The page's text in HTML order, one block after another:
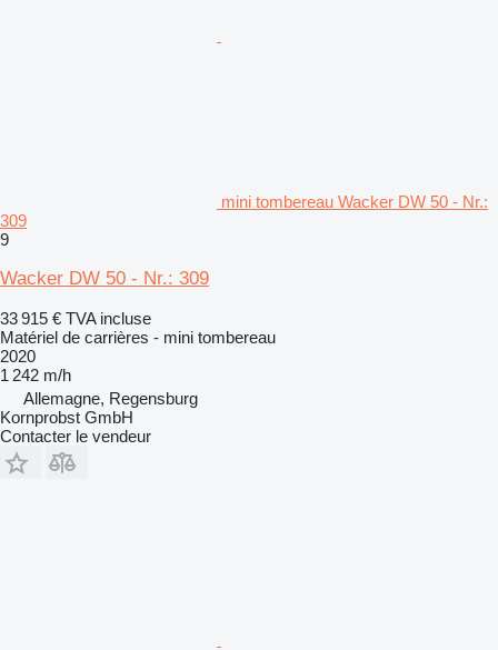
mini tombereau Wacker DW 50 - Nr.:
309
9
Wacker DW 50 - Nr.: 309
33 915 € TVA incluse
Matériel de carrières - mini tombereau
2020
1 242 m/h
Allemagne, Regensburg
Kornprobst GmbH
Contacter le vendeur